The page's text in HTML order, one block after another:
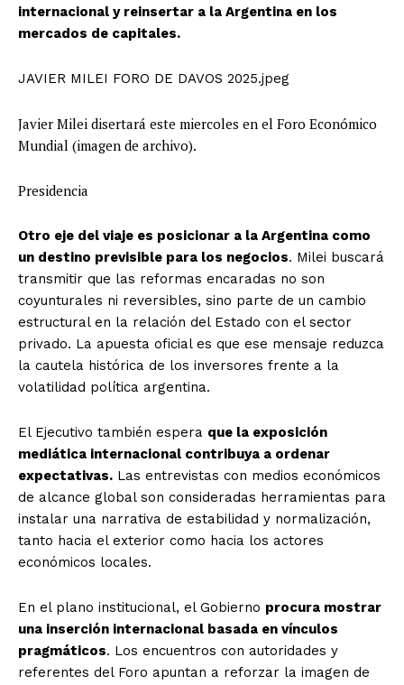
internacional y reinsertar a la Argentina en los
mercados de capitales.
JAVIER MILEI FORO DE DAVOS 2025.jpeg
Javier Milei disertará este miercoles en el Foro Económico
Mundial (imagen de archivo).
Presidencia
Otro eje del viaje es posicionar a la Argentina como
un destino previsible para los negocios. Milei buscará
transmitir que las reformas encaradas no son
coyunturales ni reversibles, sino parte de un cambio
estructural en la relación del Estado con el sector
privado. La apuesta oficial es que ese mensaje reduzca
la cautela histórica de los inversores frente a la
volatilidad política argentina.
El Ejecutivo también espera que la exposición
mediática internacional contribuya a ordenar
expectativas. Las entrevistas con medios económicos
de alcance global son consideradas herramientas para
instalar una narrativa de estabilidad y normalización,
tanto hacia el exterior como hacia los actores
económicos locales.
En el plano institucional, el Gobierno procura mostrar
una inserción internacional basada en vínculos
pragmáticos. Los encuentros con autoridades y
referentes del Foro apuntan a reforzar la imagen de